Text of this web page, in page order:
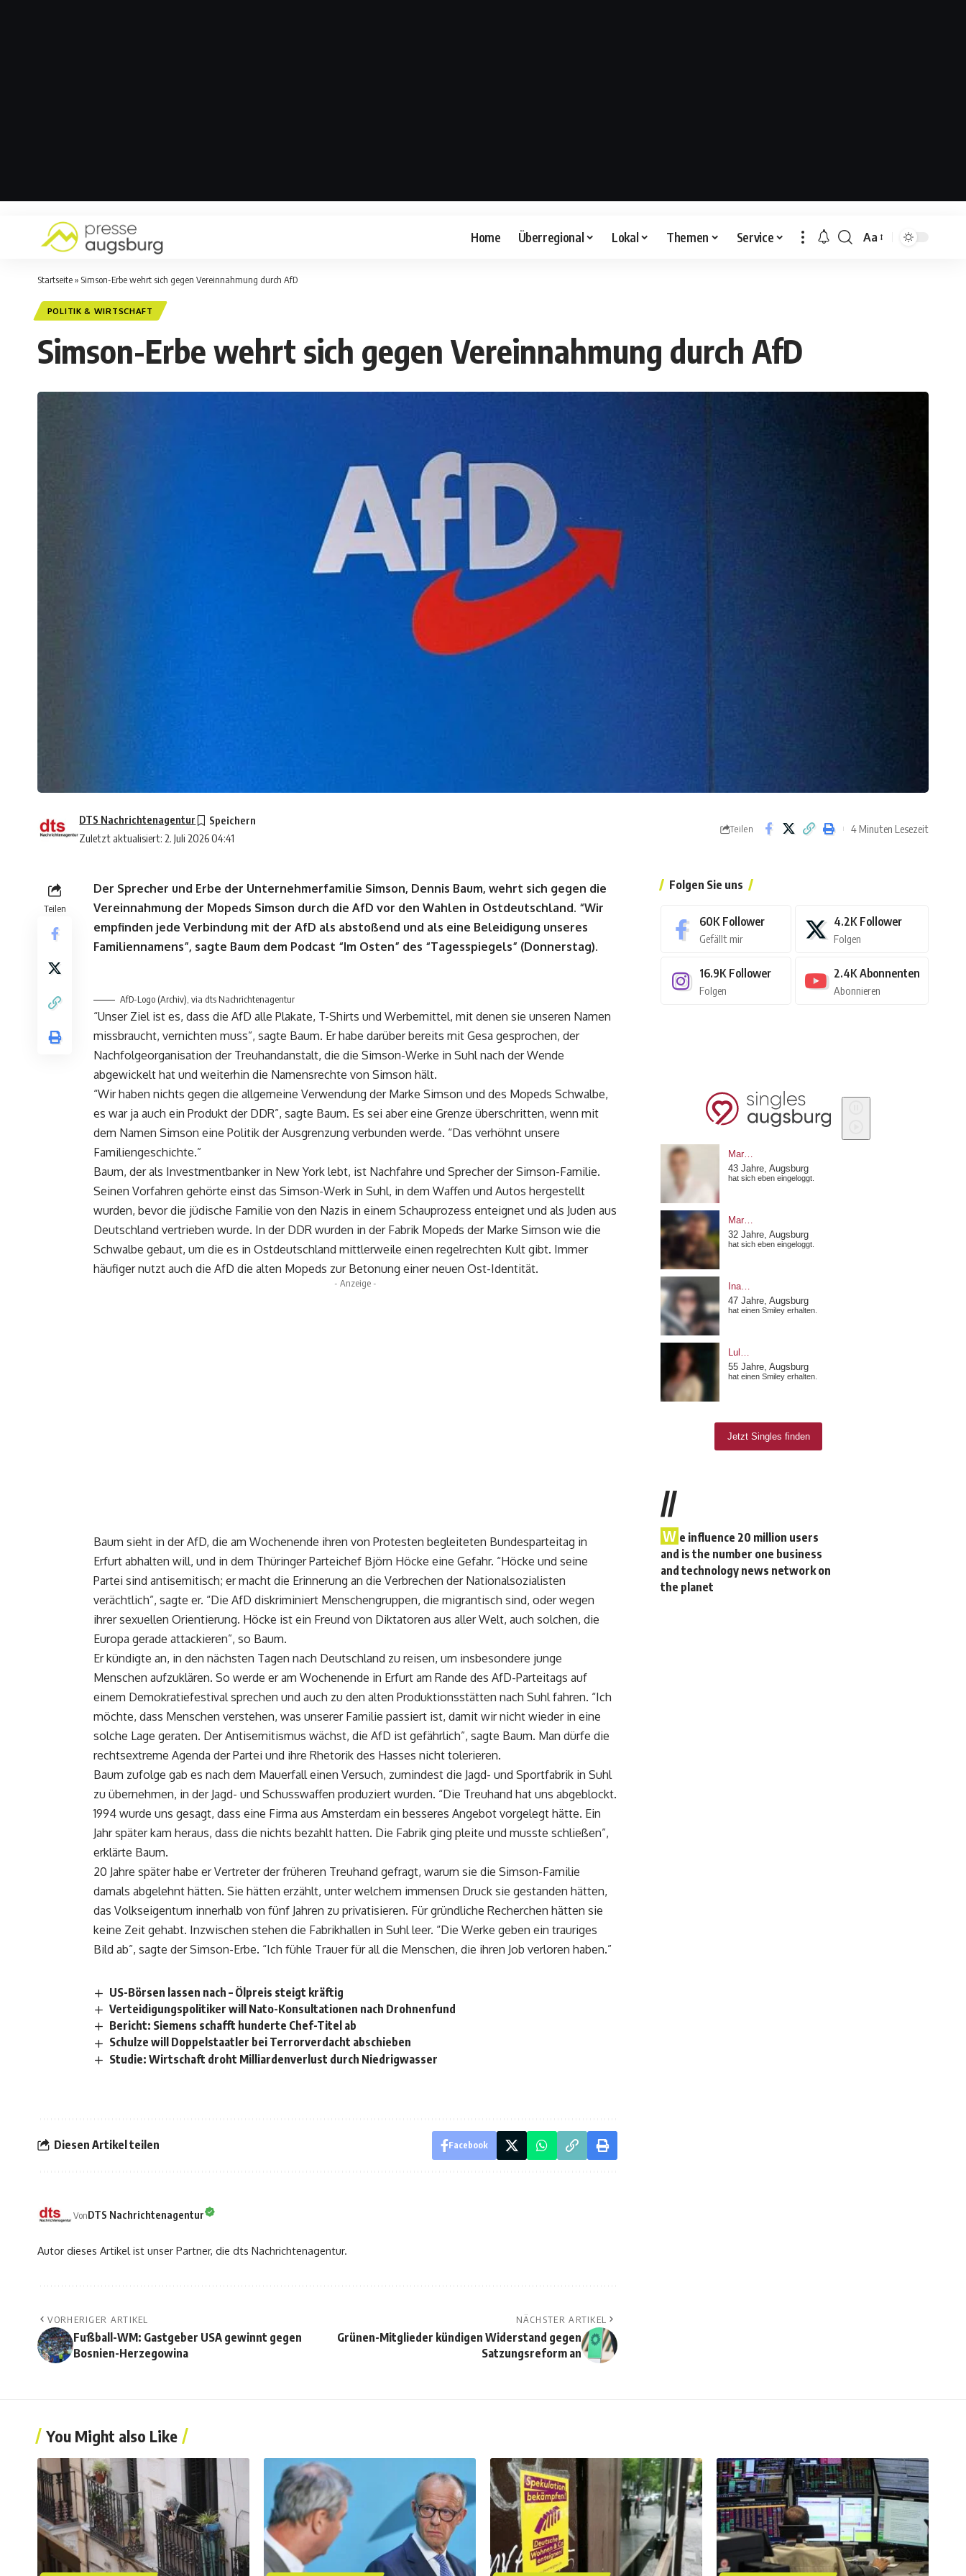
Home Überregional Lokal Themen Service Aa
Startseite» Simson-Erbe wehrt sich gegen Vereinnahmung durch AfD
POLITIK & WIRTSCHAFT
Simson-Erbe wehrt sich gegen Vereinnahmung durch AfD
Zuletzt aktualisiert: 2. Juli 2026 04:41
DTS Nachrichtenagentur
Teilen 4 Minuten Lesezeit
Teilen
Der Sprecher und Erbe der Unternehmerfamilie Simson, Dennis Baum, wehrt sich gegen die
Vereinnahmung der Mopeds Simson durch die AfD vor den Wahlen in Ostdeutschland. “Wir
empfinden jede Verbindung mit der AfD als abstoßend und als eine Beleidigung unseres
Familiennamens”, sagte Baum dem Podcast “Im Osten” des “Tagesspiegels” (Donnerstag).
AfD-Logo (Archiv), via dts Nachrichtenagentur
“Unser Ziel ist es, dass die AfD alle Plakate, T-Shirts und Werbemittel, mit denen sie unseren Namen
missbraucht, vernichten muss”, sagte Baum. Er habe darüber bereits mit Gesa gesprochen, der
Nachfolgeorganisation der Treuhandanstalt, die die Simson-Werke in Suhl nach der Wende
abgewickelt hat und weiterhin die Namensrechte von Simson hält.
“Wir haben nichts gegen die allgemeine Verwendung der Marke Simson und des Mopeds Schwalbe,
es war ja auch ein Produkt der DDR”, sagte Baum. Es sei aber eine Grenze überschritten, wenn mit
dem Namen Simson eine Politik der Ausgrenzung verbunden werde. “Das verhöhnt unsere
Familiengeschichte.”
Baum, der als Investmentbanker in New York lebt, ist Nachfahre und Sprecher der Simson-Familie.
Seinen Vorfahren gehörte einst das Simson-Werk in Suhl, in dem Waffen und Autos hergestellt
wurden, bevor die jüdische Familie von den Nazis in einem Schauprozess enteignet und als Juden aus
Deutschland vertrieben wurde. In der DDR wurden in der Fabrik Mopeds der Marke Simson wie die
Schwalbe gebaut, um die es in Ostdeutschland mittlerweile einen regelrechten Kult gibt. Immer
häufiger nutzt auch die AfD die alten Mopeds zur Betonung einer neuen Ost-Identität.
- Anzeige -
Baum sieht in der AfD, die am Wochenende ihren von Protesten begleiteten Bundesparteitag in
Erfurt abhalten will, und in dem Thüringer Parteichef Björn Höcke eine Gefahr. “Höcke und seine
Partei sind antisemitisch; er macht die Erinnerung an die Verbrechen der Nationalsozialisten
verächtlich”, sagte er. “Die AfD diskriminiert Menschengruppen, die migrantisch sind, oder wegen
ihrer sexuellen Orientierung. Höcke ist ein Freund von Diktatoren aus aller Welt, auch solchen, die
Europa gerade attackieren”, so Baum.
Er kündigte an, in den nächsten Tagen nach Deutschland zu reisen, um insbesondere junge
Menschen aufzuklären. So werde er am Wochenende in Erfurt am Rande des AfD-Parteitags auf
einem Demokratiefestival sprechen und auch zu den alten Produktionsstätten nach Suhl fahren. “Ich
möchte, dass Menschen verstehen, was unserer Familie passiert ist, damit wir nicht wieder in eine
solche Lage geraten. Der Antisemitismus wächst, die AfD ist gefährlich”, sagte Baum. Man dürfe die
rechtsextreme Agenda der Partei und ihre Rhetorik des Hasses nicht tolerieren.
Baum zufolge gab es nach dem Mauerfall einen Versuch, zumindest die Jagd- und Sportfabrik in Suhl
zu übernehmen, in der Jagd- und Schusswaffen produziert wurden. “Die Treuhand hat uns abgeblockt.
1994 wurde uns gesagt, dass eine Firma aus Amsterdam ein besseres Angebot vorgelegt hätte. Ein
Jahr später kam heraus, dass die nichts bezahlt hatten. Die Fabrik ging pleite und musste schließen”,
erklärte Baum.
20 Jahre später habe er Vertreter der früheren Treuhand gefragt, warum sie die Simson-Familie
damals abgelehnt hätten. Sie hätten erzählt, unter welchem immensen Druck sie gestanden hätten,
das Volkseigentum innerhalb von fünf Jahren zu privatisieren. Für gründliche Recherchen hätten sie
keine Zeit gehabt. Inzwischen stehen die Fabrikhallen in Suhl leer. “Die Werke geben ein trauriges
Bild ab”, sagte der Simson-Erbe. “Ich fühle Trauer für all die Menschen, die ihren Job verloren haben.”
US-Börsen lassen nach – Ölpreis steigt kräftig
Verteidigungspolitiker will Nato-Konsultationen nach Drohnenfund
Bericht: Siemens schafft hunderte Chef-Titel ab
Schulze will Doppelstaatler bei Terrorverdacht abschieben
Studie: Wirtschaft droht Milliardenverlust durch Niedrigwasser
Diesen Artikel teilen Facebook
VonDTS Nachrichtenagentur
Autor dieses Artikel ist unser Partner, die dts Nachrichtenagentur.
VORHERIGER ARTIKEL
Fußball-WM: Gastgeber USA gewinnt gegen
Bosnien-Herzegowina
NÄCHSTER ARTIKEL
Grünen-Mitglieder kündigen Widerstand gegen
Satzungsreform an
Folgen Sie uns
60K Follower
Gefällt mir
4.2K Follower
Folgen
16.9K Follower
Folgen
2.4K Abonnenten
Abonnieren
//
W e influence 20 million users
and is the number one business
and technology news network on
the planet
You Might also Like